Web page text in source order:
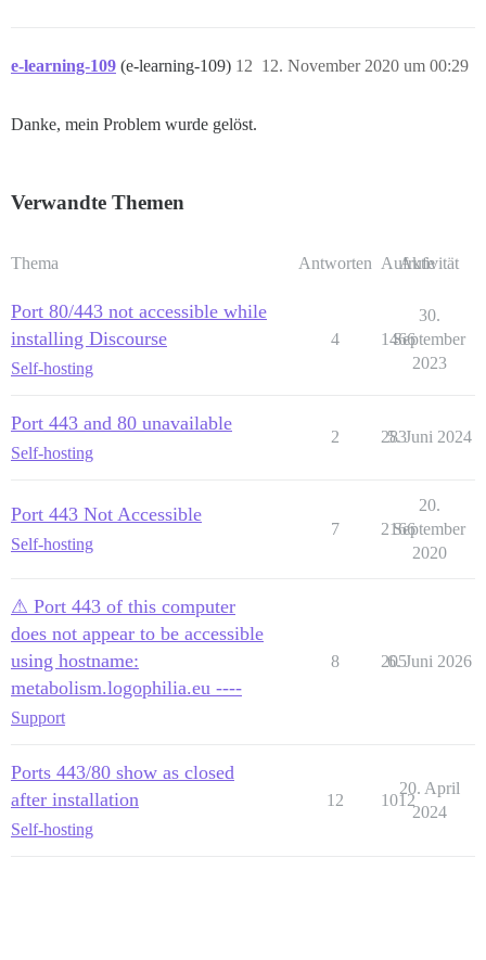
e-learning-109 (e-learning-109) 12. November 2020 um 00:29
12
Danke, mein Problem wurde gelöst.
Verwandte Themen
Thema Antworten Aufrufe
Aktivität
Port 80/443 not accessible while
installing Discourse
Self-hosting
4 1466
30.
September
2023
Port 443 and 80 unavailable
Self-hosting
2 283
5. Juni 2024
Port 443 Not Accessible
Self-hosting
7 2166
20.
September
2020
⚠ Port 443 of this computer
does not appear to be accessible
using hostname:
metabolism.logophilia.eu ----
Support
8 205
6. Juni 2026
Ports 443/80 show as closed
after installation
Self-hosting
12 1012
20. April
2024